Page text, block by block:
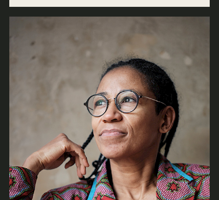
Archive
News & Events
AOSN
Memorial
de en fr